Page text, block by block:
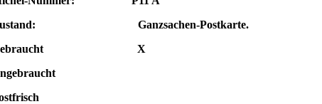
Ganzsachen-Postkarte.
X